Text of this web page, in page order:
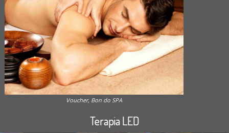
Voucher, Bon do SPA
Terapia LED